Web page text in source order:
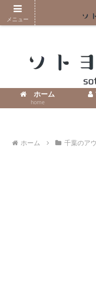
コンテンツへスキップ
ホーム
home
ホーム 千葉のア
メニュー